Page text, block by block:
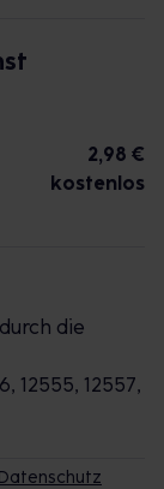
2,98 €
kostenlos
die
12555, 12557,
Datenschutz